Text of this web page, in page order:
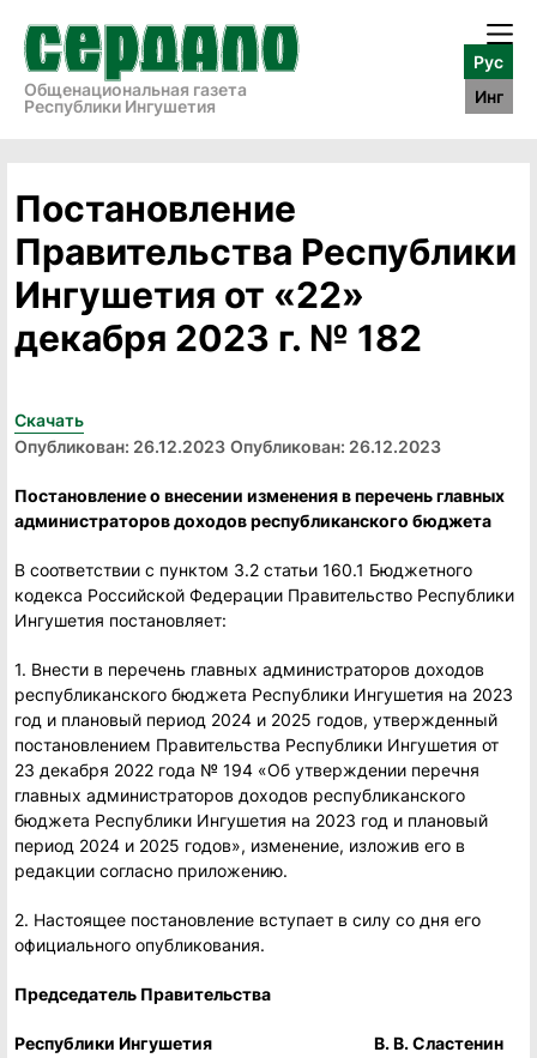
Общенациональная газета
Республики Ингушетия
Рус
Инг
Постановление
Правительства Республики
Ингушетия от «22»
декабря 2023 г. № 182
Скачать
Опубликован: 26.12.2023 Опубликован: 26.12.2023
Постановление о внесении изменения в перечень главных
администраторов доходов республиканского бюджета
В соответствии с пунктом 3.2 статьи 160.1 Бюджетного
кодекса Российской Федерации Правительство Республики
Ингушетия постановляет:
1. Внести в перечень главных администраторов доходов
республиканского бюджета Республики Ингушетия на 2023
год и плановый период 2024 и 2025 годов, утвержденный
постановлением Правительства Республики Ингушетия от
23 декабря 2022 года № 194 «Об утверждении перечня
главных администраторов доходов республиканского
бюджета Республики Ингушетия на 2023 год и плановый
период 2024 и 2025 годов», изменение, изложив его в
редакции согласно приложению.
2. Настоящее постановление вступает в силу со дня его
официального опубликования.
Председатель Правительства
Республики Ингушетия В. В. Сластенин